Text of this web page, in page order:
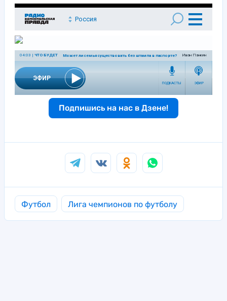
Подпишись на нас в Дзене!
Футбол Лига чемпионов по футболу